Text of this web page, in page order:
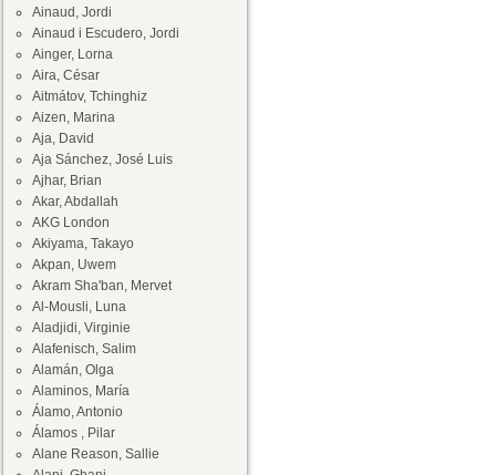
Ainaud, Jordi
Ainaud i Escudero, Jordi
Ainger, Lorna
Aira, César
Aitmátov, Tchinghiz
Aizen, Marina
Aja, David
Aja Sánchez, José Luis
Ajhar, Brian
Akar, Abdallah
AKG London
Akiyama, Takayo
Akpan, Uwem
Akram Sha'ban, Mervet
Al-Mousli, Luna
Aladjidi, Virginie
Alafenisch, Salim
Alamán, Olga
Alaminos, María
Álamo, Antonio
Álamos , Pilar
Alane Reason, Sallie